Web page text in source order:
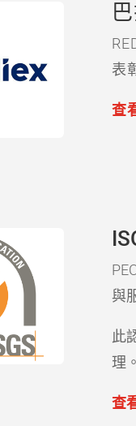
表
查
與
此
理
查